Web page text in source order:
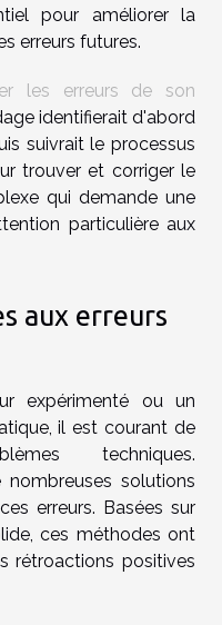
pour améliorer la
erreurs futures.
les erreurs de son
identifierait d'abord
suivrait le processus
trouver et corriger le
qui demande une
particulière aux
aux erreurs
expérimenté ou un
il est courant de
techniques.
nombreuses solutions
erreurs. Basées sur
ces méthodes ont
rétroactions positives